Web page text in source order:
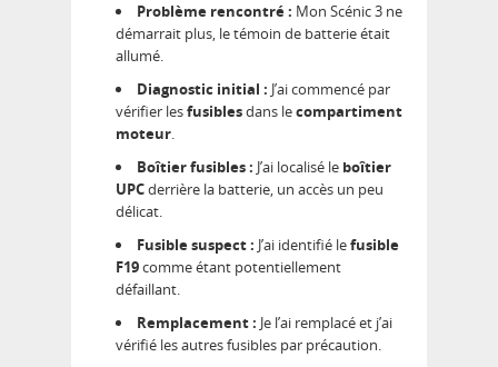
Problème rencontré : Mon Scénic 3 ne
démarrait plus, le témoin de batterie était
allumé.
Diagnostic initial : J’ai commencé par
vérifier lesfusiblesdans lecompartiment
moteur.
Boîtier fusibles : J’ai localisé le boîtier
UPCderrière la batterie, un accès un peu
délicat.
Fusible suspect : J’ai identifié lefusible
F19comme étant potentiellement
défaillant.
Remplacement : Je l’ai remplacé et j’ai
vérifié les autres fusibles par précaution.